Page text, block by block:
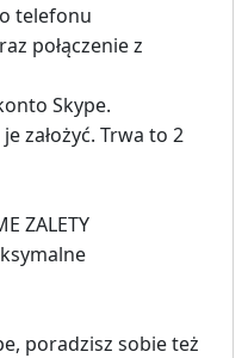
telefonu
połączenie z
Skype.
założyć. Trwa to 2
ZALETY
poradzisz sobie też